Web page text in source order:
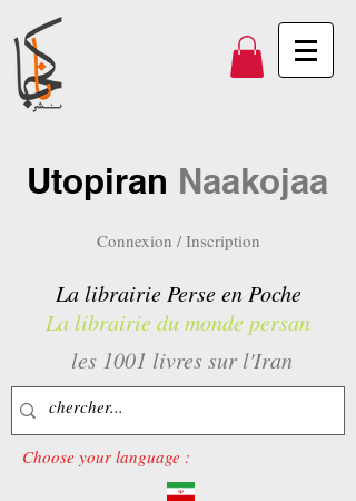
Utopiran Naakojaa
Connexion / Inscription
La librairie Perse en Poche
La librairie du monde persan
les 1001 livres sur l'Iran
Choose your language :